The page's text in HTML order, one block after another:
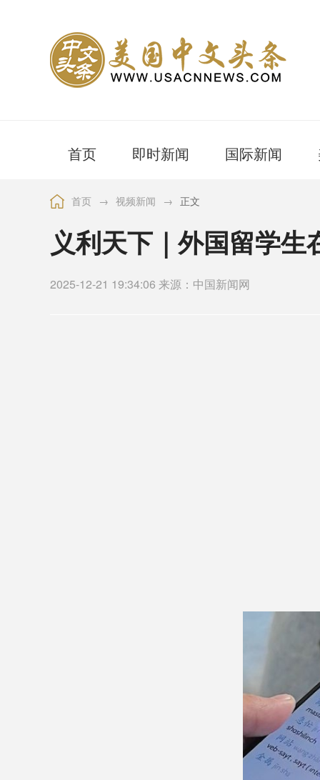
首页 即时新闻 国际新闻
首页 → 视频新闻 → 正文
义利天下｜外国留学
2025-12-21 19:34:06 来源：中国新闻网